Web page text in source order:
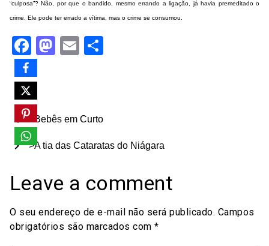
“culposa”? Não, por que o bandido, mesmo errando a ligação, já havia premeditado o
crime. Ele pode ter errado a vítima, mas o crime se consumou.
Facebook
Mastodon
Email
chevron_left >Bebês em Curto
>A tia das Cataratas do Niágara
chevron_right
Leave a comment
O seu endereço de e-mail não será publicado. Campos
obrigatórios são marcados com *